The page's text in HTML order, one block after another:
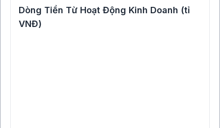
Dòng Tiền Từ Hoạt Động Kinh Doanh (tỉ
VNĐ)